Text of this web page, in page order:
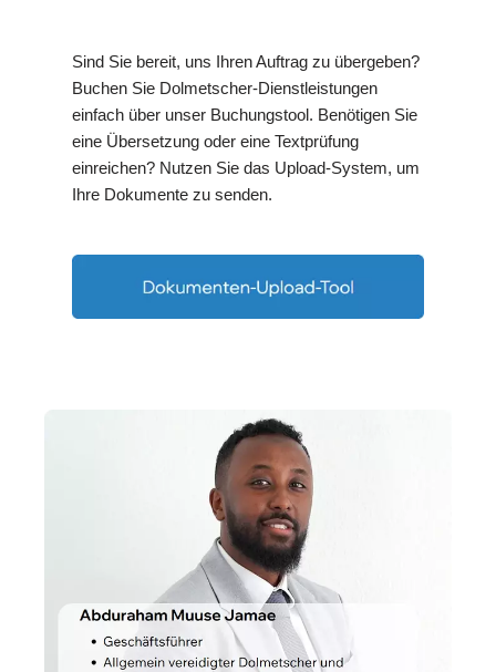
Sind Sie bereit, uns Ihren Auftrag zu übergeben?
Buchen Sie Dolmetscher-Dienstleistungen
einfach über unser Buchungstool. Benötigen Sie
eine Übersetzung oder eine Textprüfung
einreichen? Nutzen Sie das Upload-System, um
Ihre Dokumente zu senden.